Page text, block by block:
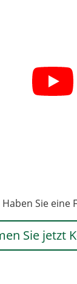
Haben Sie eine
Sie jetzt